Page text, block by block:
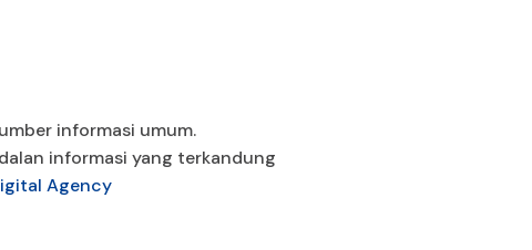
informasi umum.
informasi yang terkandung
Agency